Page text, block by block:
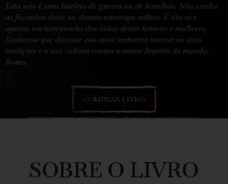
Esta não é uma história de guerra ou de batalhas. Não exulta
as façanhas deste ou doutro estratega militar. É tão só e
apenas um testemunho das vidas destes homens e mulheres,
Lusitanos que durante 200 anos tentaram manter as suas
tradições e a sua cultura contra o maior Império do mundo:
Roma.
COMPRAR LIVRO
SOBRE O LIVRO